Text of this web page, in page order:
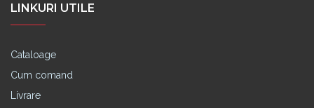
LINKURI UTILE
Cataloage
Cum comand
Livrare